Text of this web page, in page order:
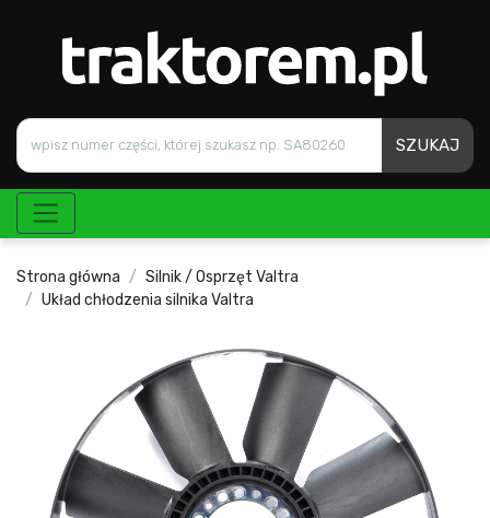
SZUKAJ
Strona główna
Silnik / Osprzęt Valtra
Układ chłodzenia silnika Valtra